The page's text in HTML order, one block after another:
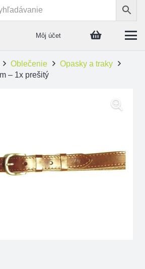
Môj účet
Oblečenie
Opasky a traky
– 1x prešitý